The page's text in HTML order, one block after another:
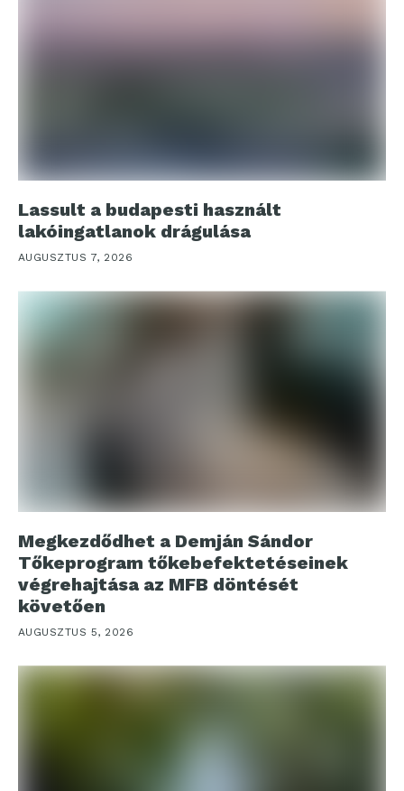
Lassult a budapesti használt
lakóingatlanok drágulása
AUGUSZTUS 7, 2026
Megkezdődhet a Demján Sándor
Tőkeprogram tőkebefektetéseinek
végrehajtása az MFB döntését
követően
AUGUSZTUS 5, 2026